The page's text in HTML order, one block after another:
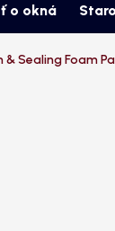
o okná
& Sealing Foam